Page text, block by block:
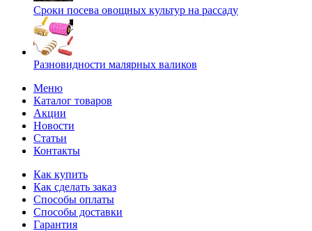
Сроки посева овощных культур на рассаду
Разновидности малярных валиков
Меню
Каталог товаров
Акции
Новости
Статьи
Контакты
Как купить
Как сделать заказ
Способы оплаты
Способы доставки
Гарантия